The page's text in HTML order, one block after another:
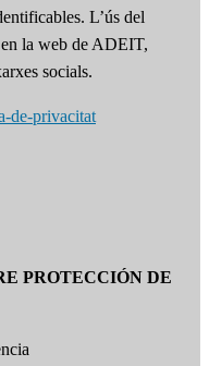
L’ús del
la web de ADEIT,
socials.
de-privacitat
PROTECCIÓN DE